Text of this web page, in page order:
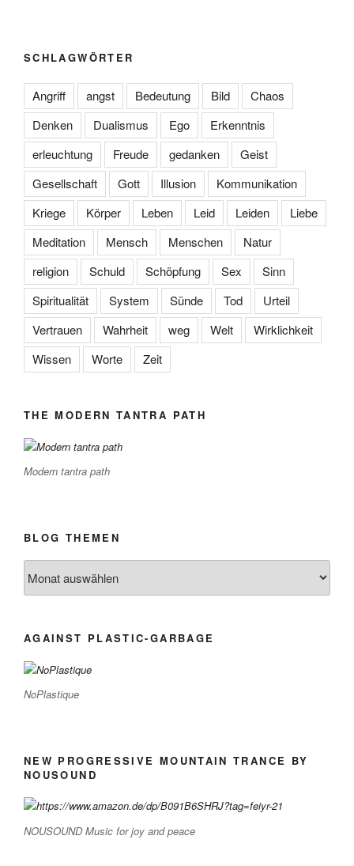
SCHLAGWÖRTER
Angriff angst Bedeutung Bild
Chaos
Denken
Dualismus Ego
Erkenntnis
erleuchtung
Freude gedanken
Geist
Gesellschaft
Gott Illusion
Kommunikation
Kriege
Körper Leben Leid Leiden
Liebe
Meditation
Mensch Menschen
Natur
religion
Schuld Schöpfung Sex
Sinn
Spiritualität
System Sünde Tod
Urteil
Vertrauen
Wahrheit weg Welt
Wirklichkeit
Wissen
Worte Zeit
THE MODERN TANTRA PATH
Modern tantra path
BLOG THEMEN
THEMEN
AGAINST PLASTIC-GARBAGE
NoPlastique
NEW PROGRESSIVE MOUNTAIN TRANCE BY
NOUSOUND
NOUSOUND Music for joy and peace